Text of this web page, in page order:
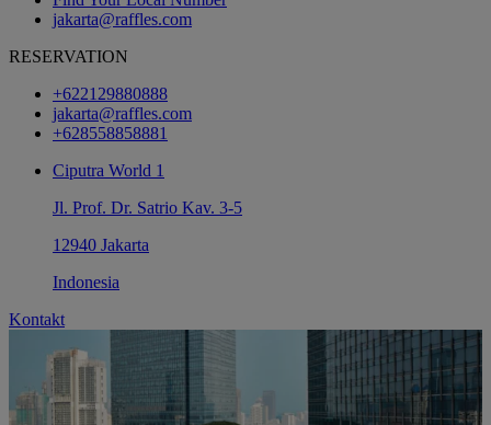
jakarta@raffles.com
RESERVATION
+622129880888
jakarta@raffles.com
+628558858881
Ciputra World 1
Jl. Prof. Dr. Satrio Kav. 3-5
12940 Jakarta
Indonesia
Kontakt